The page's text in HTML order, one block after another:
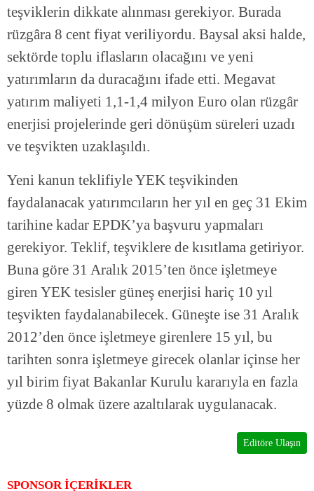
teşviklerin dikkate alınması gerekiyor. Burada
rüzgâra 8 cent fiyat veriliyordu. Baysal aksi halde,
sektörde toplu iflasların olacağını ve yeni
yatırımların da duracağını ifade etti. Megavat
yatırım maliyeti 1,1-1,4 milyon Euro olan rüzgâr
enerjisi projelerinde geri dönüşüm süreleri uzadı
ve teşvikten uzaklaşıldı.
Yeni kanun teklifiyle YEK teşvikinden
faydalanacak yatırımcıların her yıl en geç 31 Ekim
tarihine kadar EPDK’ya başvuru yapmaları
gerekiyor. Teklif, teşviklere de kısıtlama getiriyor.
Buna göre 31 Aralık 2015’ten önce işletmeye
giren YEK tesisler güneş enerjisi hariç 10 yıl
teşvikten faydalanabilecek. Güneşte ise 31 Aralık
2012’den önce işletmeye girenlere 15 yıl, bu
tarihten sonra işletmeye girecek olanlar içinse her
yıl birim fiyat Bakanlar Kurulu kararıyla en fazla
yüzde 8 olmak üzere azaltılarak uygulanacak.
Editöre Ulaşın
SPONSOR İÇERİKLER